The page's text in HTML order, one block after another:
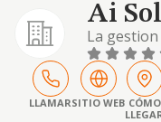
Ai
La
comercio
desarrollo
y
LLAMARSITIO WEB CÓMO